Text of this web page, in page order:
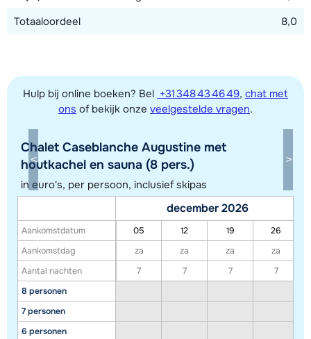
Toon alle accommodaties in dit gebied
Deze kaart geeft een indicatie van de ligging van onze accommodaties. De
exacte locatie kan enigszins afwijken.
Totaaloordeel
8,0
Hulp bij online boeken? Bel +31 348 43 46 49, chat met
ons of bekijk onze veelgestelde vragen.
Chalet Caseblanche Augustine met
houtkachel en sauna (8 pers.)
in euro's, per persoon, inclusief skipas
Aankomstdatum
Aankomstdag
Aantal nachten
8 personen
7 personen
6 personen
december 2026
05 12 19
26
za
za za
za
7
7 7 7